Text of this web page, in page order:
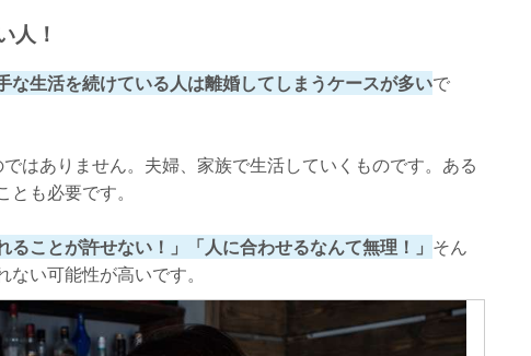
人！
な生活を続けている人は離婚してしまうケースが多いで
はありません。夫婦、家族で生活していくものです。ある
も必要です。
ることが許せない！」「人に合わせるなんて無理！」 そん
い可能性が高いです。